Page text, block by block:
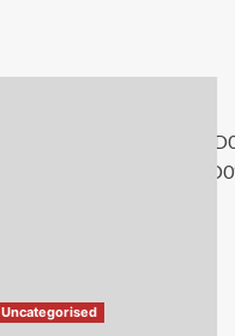
Uncategorised